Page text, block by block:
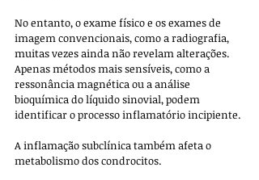
No entanto, o exame físico e os exames de
imagem convencionais, como a radiografia,
muitas vezes ainda não revelam alterações.
Apenas métodos mais sensíveis, como a
ressonância magnética ou a análise
bioquímica do líquido sinovial, podem
identificar o processo inflamatório incipiente.
A inflamação subclínica também afeta o
metabolismo dos condrocitos.